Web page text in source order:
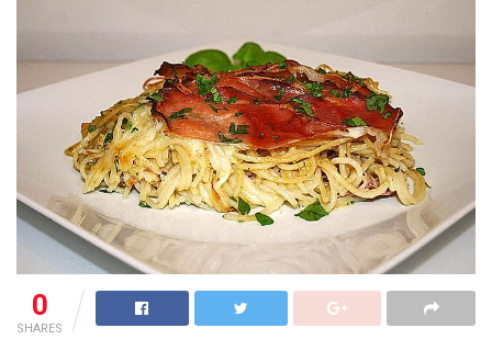
0
SHARES